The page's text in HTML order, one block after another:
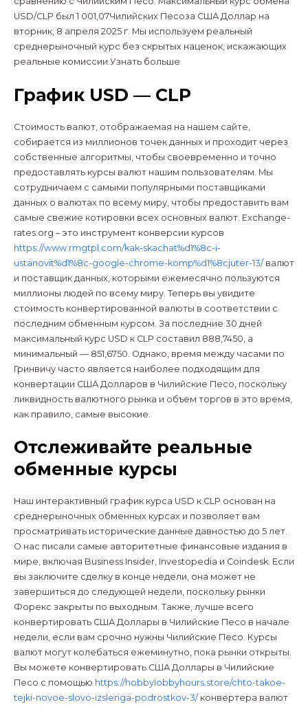
USD/CLP был 1 001,07Чилийских Песоза США Доллар на
вторник, 8 апреля 2025 г. Мы используем реальный
среднерыночный курс без скрытых наценок, искажающих
реальные комиссии.Узнать больше
График USD — CLP
Стоимость валют, отображаемая на нашем сайте,
собирается из миллионов точек данных и проходит через
собственные алгоритмы, чтобы своевременно и точно
предоставлять курсы валют нашим пользователям. Мы
сотрудничаем с самыми популярными поставщиками
данных о валютах по всему миру, чтобы предоставить вам
самые свежие котировки всех основных валют. Exchange-
rates.org – это инструмент конверсии курсов
https://www.rmgtpl.com/kak-skachat%d1%8c-i-
ustanovit%d1%8c-google-chrome-komp%d1%8cjuter-13/валют
и поставщик данных, которыми ежемесячно пользуются
миллионы людей по всему миру. Теперь вы увидите
стоимость конвертированной валюты в соответствии с
последним обменным курсом. За последние 30 дней
максимальный курс USD к CLP составил 888,7450, а
минимальный — 851,6750. Однако, время между часами по
Гринвичу часто является наиболее подходящим для
конвертации США Долларов в Чилийские Песо, поскольку
ликвидность валютного рынка и объем торгов в это время,
как правило, самые высокие.
Отслеживайте реальные
обменные курсы
Наш интерактивный график курса USD к CLP основан на
среднерыночных обменных курсах и позволяет вам
просматривать исторические данные давностью до 5 лет.
О нас писали самые авторитетные финансовые издания в
мире, включая Business Insider, Investopedia и Coindesk. Если
вы заключите сделку в конце недели, она может не
завершиться до следующей недели, поскольку рынки
Форекс закрыты по выходным. Также, лучше всего
конвертировать США Доллары в Чилийские Песо в начале
недели, если вам срочно нужны Чилийские Песо. Курсы
валют могут колебаться ежеминутно, пока рынки открыты.
Вы можете конвертировать США Доллары в Чилийские
Песо с помощью https://hobbylobbyhours.store/chto-takoe-
tejki-novoe-slovo-izslenga-podrostkov-3/конвертера валют